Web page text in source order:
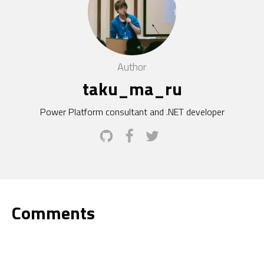
Author
taku_ma_ru
Power Platform consultant and .NET developer
Comments